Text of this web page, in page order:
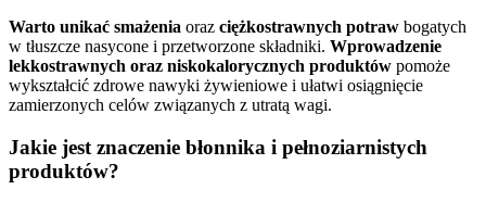
Warto unikać smażenia oraz ciężkostrawnych potraw bogatych
w tłuszcze nasycone i przetworzone składniki. Wprowadzenie
lekkostrawnych oraz niskokalorycznych produktów pomoże
wykształcić zdrowe nawyki żywieniowe i ułatwi osiągnięcie
zamierzonych celów związanych z utratą wagi.
Jakie jest znaczenie błonnika i pełnoziarnistych
produktów?